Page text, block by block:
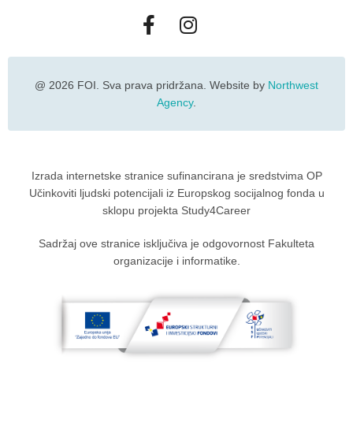
@ 2026 FOI. Sva prava pridržana. Website by Northwest
Agency.
Izrada internetske stranice sufinancirana je sredstvima OP
Učinkoviti ljudski potencijali iz Europskog socijalnog fonda u
sklopu projekta Study4Career
Sadržaj ove stranice isključiva je odgovornost Fakulteta
organizacije i informatike.